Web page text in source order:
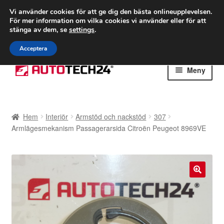
FRAKT från 75 kr
Världsomspännande frakt
Ring 766 924 713
Hoppa
till
Hoppa
till
Meny
Betalningar
Klagomål
Kolla upp
Hem Interiör Armstöd och nackstöd
307
Armlägesmekanism Passagerarsida Citroën Peugeot 8969VE
🔍
Vi använder cookies för att ge dig den bästa onlineupplevelsen.
För mer information om vilka cookies vi använder eller för att
stänga av dem, se settings.
Acceptera